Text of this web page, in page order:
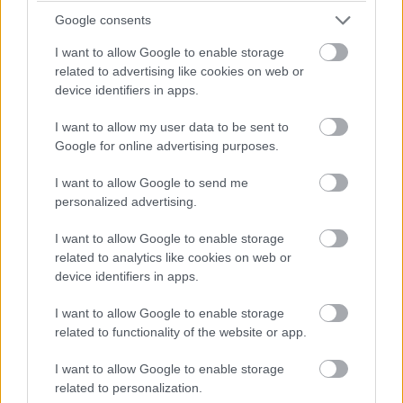
Google consents
I want to allow Google to enable storage
related to advertising like cookies on web or
device identifiers in apps.
I want to allow my user data to be sent to
Google for online advertising purposes.
I want to allow Google to send me
personalized advertising.
I want to allow Google to enable storage
related to analytics like cookies on web or
device identifiers in apps.
I want to allow Google to enable storage
related to functionality of the website or app.
I want to allow Google to enable storage
related to personalization.
Ma végre hivatalosan is bemutatkozott a 12. generációs
Intel Core processzorcsalád, amit a Core i5-12600K, a
Core i7-12700K és a Core i9-12900K, valamint ezek
Kezdjük rögtön egy jó hírrel: az ajánlott fogyasztói ár
i9-12900K 589 dollárba fog kerülni, a 12-magos i7-
12700K 409-be, a 10-magos Core i5-12600K pedig 289-
ért lesz hazavihető (ez adóval együtt rendre 230 ezer,
160 ezer és 115 ezer forint körüli árat jelent).
Ugyanakkor azt érdemes észben tartani, hogy nehéz
időket élünk, simán lehet, hogy a viszonteladóknál már
ennél jóval magasabb árakkal találkozunk majd.